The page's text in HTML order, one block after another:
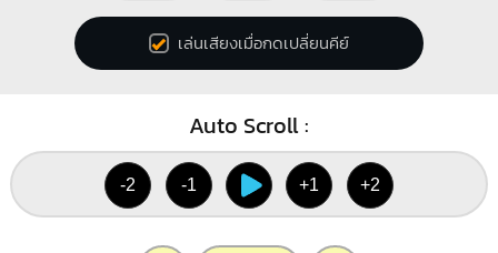
เล่นเสียงเมื่อกดเปลี่ยนคีย์
Auto Scroll :
-2 -1 +1 +2